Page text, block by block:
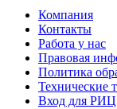
Компания
Контакты
Работа у нас
Правовая
Политика
Технические
Вход для РИЦ